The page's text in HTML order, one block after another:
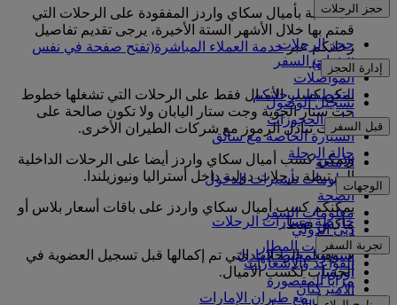
للمطالبة بأميال سكاي واردز المفقودة على الرحلات التي
قمتم بها خلال الأشهر الستة الأخيرة، يرجى تقديم تفاصيل
رحلتكم عبرخدمة العملاء المباشرة(تفتح صفحة في نفس
النافذة).
يمكن كسب الأميال فقط على الرحلات التي تشغلها خطوط
جت ستار الجوية وجت ستار اليابان ولا تكون صالحة على
رحلات تبادل الرموز مع شركات الطيران الأخرى.
ويمكن كسب أميال سكاي واردز أيضا على الرحلات الداخلية
المرتبطة برحلات دولية داخل أستراليا ونيوزيلندا.
يمكنكم كسب أميال سكاي واردز على باقات أسعار بلاس أو
ماكس فقط.
لا تؤهلكم الرحلات التي تم إكمالها قبل تسجيل العضوية في
الحساب لكسب الأميال.
حجز الرحلات
حجز الرحلات
خدمات السفر
المواصلات
التخطيط لرحلتكم
إدارة الحجز
تسجيل الوصول
إدارة الحجوزات
السيارة الخاصة مع سائق
حالة الرحلة
قبل السفر
الأمتعة
معلومات تأشيرات الدخول
الصحة
معلومات السفر
دبي الدولي
مواصلات المطار
القواعد والإشعارات
الوجهات
خارطة مسارات الرحلات
أفريقيا
آسيا والمحيط الهادئ
أوروبا
الأميركتان
تجربة السفر
مزايا المقصورة
التسوق مع طيران الإمارات